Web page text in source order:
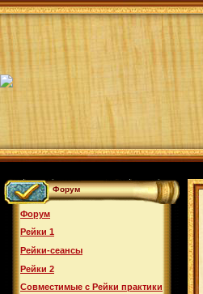
Форум
Форум
Рейки 1
Рейки-сеансы
Рейки 2
Совместимые с Рейки практики